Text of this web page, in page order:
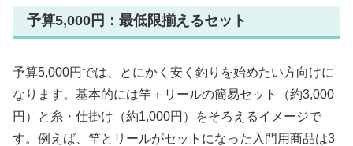
予算5,000円：最低限揃えるセット
予算5,000円では、とにかく安く釣りを始めたい方向けに
なります。基本的には竿＋リールの簡易セット（約3,000
円）と糸・仕掛け（約1,000円）をそろえるイメージで
す。例えば、竿とリールがセットになった入門用商品は3